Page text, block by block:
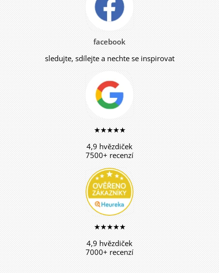
facebook
sledujte, sdílejte a nechte se inspirovat
★★★★★
4,9 hvězdiček
7500+ recenzí
★★★★★
4,9 hvězdiček
7000+ recenzí